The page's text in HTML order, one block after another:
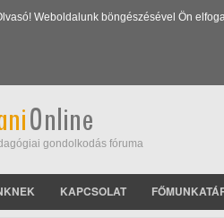
Weboldalunk böngészésével Ön
gondolkodás fóruma
KAPCSOLAT